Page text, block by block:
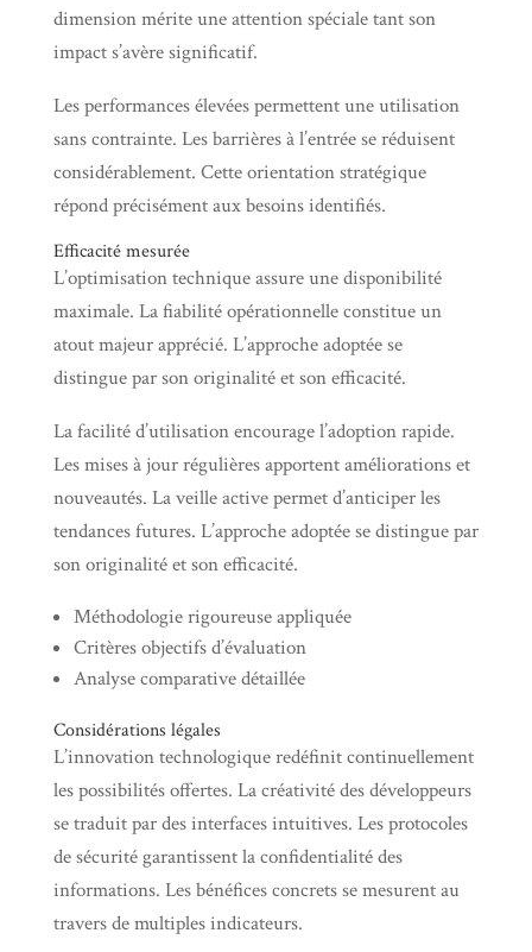
dimension mérite une attention spéciale tant son
impact s’avère significatif.
Les performances élevées permettent une utilisation
sans contrainte. Les barrières à l’entrée se réduisent
considérablement. Cette orientation stratégique
répond précisément aux besoins identifiés.
Efficacité mesurée
L’optimisation technique assure une disponibilité
maximale. La fiabilité opérationnelle constitue un
atout majeur apprécié. L’approche adoptée se
distingue par son originalité et son efficacité.
La facilité d’utilisation encourage l’adoption rapide.
Les mises à jour régulières apportent améliorations et
nouveautés. La veille active permet d’anticiper les
tendances futures. L’approche adoptée se distingue par
son originalité et son efficacité.
Méthodologie rigoureuse appliquée
Critères objectifs d’évaluation
Analyse comparative détaillée
Considérations légales
L’innovation technologique redéfinit continuellement
les possibilités offertes. La créativité des développeurs
se traduit par des interfaces intuitives. Les protocoles
de sécurité garantissent la confidentialité des
informations. Les bénéfices concrets se mesurent au
travers de multiples indicateurs.